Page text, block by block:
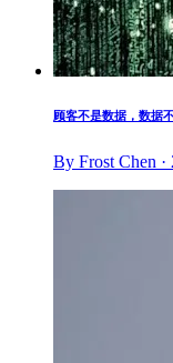
顾客不是数据，数据
By Frost Chen ·